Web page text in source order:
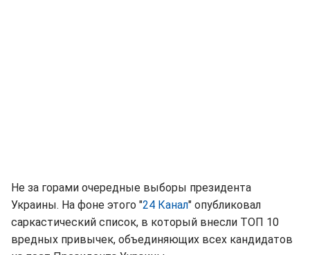
Не за горами очередные выборы президента
Украины. На фоне этого "24 Канал" опубликовал
саркастический список, в который внесли ТОП 10
вредных привычек, объединяющих всех кандидатов